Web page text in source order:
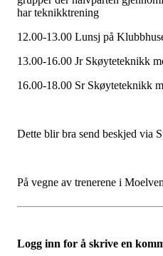
har teknikktrening
12.00-13.00 Lunsj på
13.00-16.00 Jr Skøyteteknikk
16.00-18.00 Sr Skøyteteknikk
Dette blir bra send beskjed via
På vegne av trenerene i
Logg inn for å skrive en